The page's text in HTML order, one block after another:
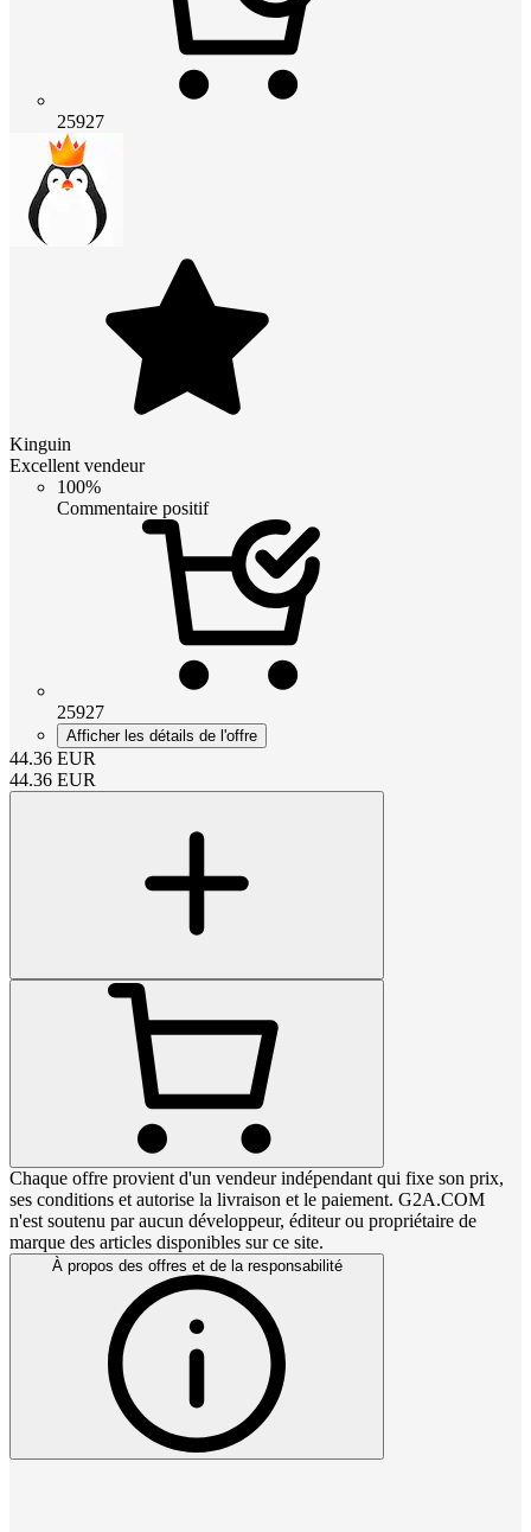
25927
Kinguin
Excellent vendeur
100%
Commentaire positif
25927
Afficher les détails de l'offre
44.36 EUR
44.36 EUR
Chaque offre provient d'un vendeur indépendant qui fixe son prix,
ses conditions et autorise la livraison et le paiement. G2A.COM
n'est soutenu par aucun développeur, éditeur ou propriétaire de
marque des articles disponibles sur ce site.
À propos des offres et de la responsabilité